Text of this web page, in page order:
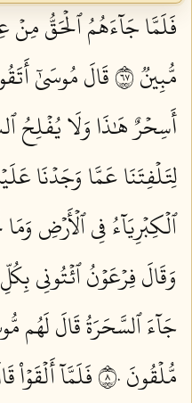
فَلَمَّا جَآءَهُمُ ٱلۡحَقُّ مِنۡ
مُّبِينٞ ٧٦
قَالَ مُوسَىٰٓ
أَسِحۡرٌ هَٰذَا وَلَا يُفۡلِحُ
لِتَلۡفِتَنَا عَمَّا وَجَدۡنَا
ٱلۡكِبۡرِيَآءُ فِي ٱلۡأَرۡضِ وَمَا
وَقَالَ فِرۡعَوۡنُ ٱئۡتُونِي
جَآءَ ٱلسَّحَرَةُ قَالَ لَهُم
مُّلۡقُونَ ٨٠
فَلَمَّآ